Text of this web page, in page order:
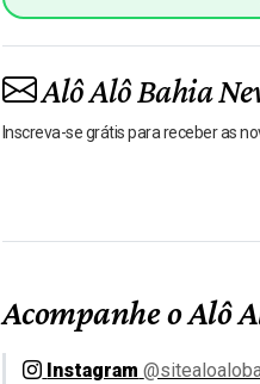
Alô Alô Bahia
Inscreva-se grátis para receber as
Acompanhe o Alô
Instagram